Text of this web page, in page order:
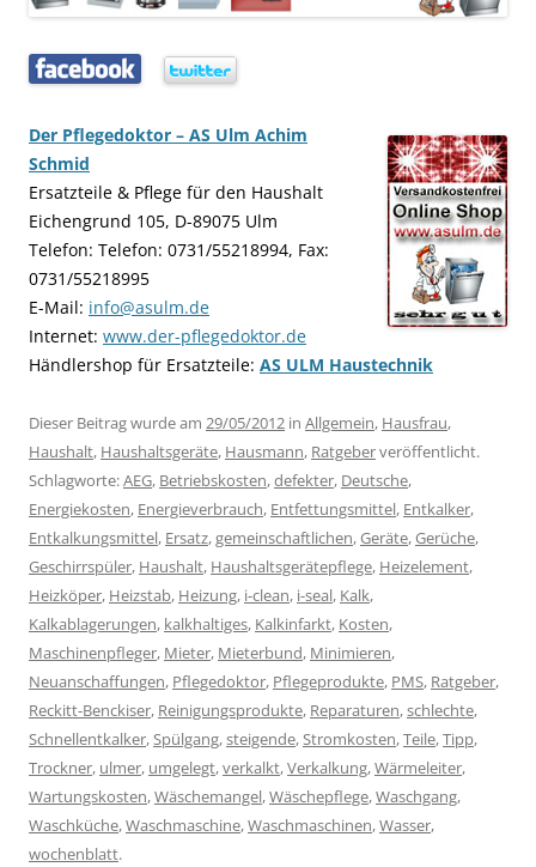
Der Pflegedoktor – AS Ulm Achim
Schmid
Ersatzteile & Pflege für den Haushalt
Eichengrund 105, D-89075 Ulm
Telefon: Telefon: 0731/55218994, Fax:
0731/55218995
E-Mail: info@asulm.de
Internet: www.der-pflegedoktor.de
Händlershop für Ersatzteile: AS ULM Haustechnik
Dieser Beitrag wurde am 29/05/2012 in Allgemein, Hausfrau,
Haushalt, Haushaltsgeräte, Hausmann, Ratgeberveröffentlicht.
Schlagworte:AEG, Betriebskosten,defekter, Deutsche,
Energiekosten, Energieverbrauch, Entfettungsmittel, Entkalker,
Entkalkungsmittel, Ersatz,gemeinschaftlichen,Geräte,Gerüche,
Geschirrspüler, Haushalt, Haushaltsgerätepflege, Heizelement,
Heizköper, Heizstab, Heizung, i-clean, i-seal, Kalk,
Kalkablagerungen, kalkhaltiges, Kalkinfarkt, Kosten,
Maschinenpfleger, Mieter, Mieterbund, Minimieren,
Neuanschaffungen, Pflegedoktor, Pflegeprodukte, PMS, Ratgeber,
Reckitt-Benckiser, Reinigungsprodukte, Reparaturen,schlechte,
Schnellentkalker,Spülgang,steigende,Stromkosten,Teile,Tipp,
Trockner, ulmer, umgelegt,verkalkt,Verkalkung,Wärmeleiter,
Wartungskosten,Wäschemangel,Wäschepflege,Waschgang,
Waschküche,Waschmaschine,Waschmaschinen,Wasser,
wochenblatt.